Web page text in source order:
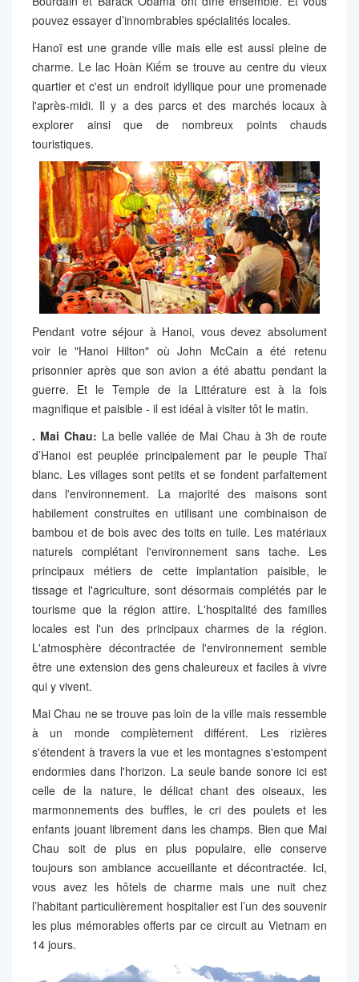
pouvez essayer d’innombrables spécialités locales.
Hanoï est une grande ville mais elle est aussi pleine de
charme. Le lac Hoàn Kiếm se trouve au centre du vieux
quartier et c'est un endroit idyllique pour une promenade
l'après-midi. Il y a des parcs et des marchés locaux à
explorer ainsi que de nombreux points chauds
touristiques.
Pendant votre séjour à Hanoi, vous devez absolument
voir le "Hanoi Hilton" où John McCain a été retenu
prisonnier après que son avion a été abattu pendant la
guerre. Et le Temple de la Littérature est à la fois
magnifique et paisible - il est idéal à visiter tôt le matin.
. Mai Chau: La belle vallée de Mai Chau à 3h de route
d’Hanoi est peuplée principalement par le peuple Thaï
blanc. Les villages sont petits et se fondent parfaitement
dans l'environnement. La majorité des maisons sont
habilement construites en utilisant une combinaison de
bambou et de bois avec des toits en tuile. Les matériaux
naturels complétant l'environnement sans tache. Les
principaux métiers de cette implantation paisible, le
tissage et l'agriculture, sont désormais complétés par le
tourisme que la région attire. L'hospitalité des familles
locales est l'un des principaux charmes de la région.
L'atmosphère décontractée de l'environnement semble
être une extension des gens chaleureux et faciles à vivre
qui y vivent.
Mai Chau ne se trouve pas loin de la ville mais ressemble
à un monde complètement différent. Les rizières
s'étendent à travers la vue et les montagnes s'estompent
endormies dans l'horizon. La seule bande sonore ici est
celle de la nature, le délicat chant des oiseaux, les
marmonnements des buffles, le cri des poulets et les
enfants jouant librement dans les champs. Bien que Mai
Chau soit de plus en plus populaire, elle conserve
toujours son ambiance accueillante et décontractée. Ici,
vous avez les hôtels de charme mais une nuit chez
l’habitant particulièrement hospitalier est l’un des souvenir
les plus mémorables offerts par ce circuit au Vietnam en
14 jours.